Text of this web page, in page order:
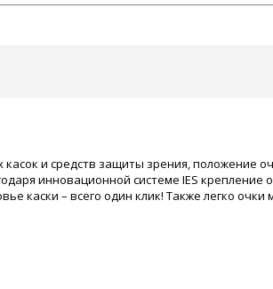
и средств защиты зрения, положение
инновационной системе IES крепление
каски – всего один клик! Также легко очки